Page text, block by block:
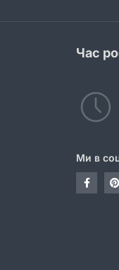
Час
Ми в